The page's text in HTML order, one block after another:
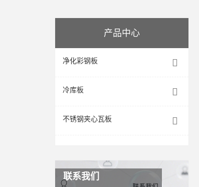
产品中心
净化彩钢板
冷库板
不锈钢夹心瓦板
联系我们